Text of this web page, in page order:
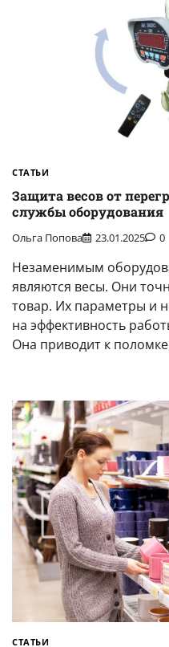
СТАТЬИ
Защита весов от
службы оборудования
Ольга Попова 23.01.2025 0
Незаменимым
являются весы. Они
товар. Их параметры и
на эффективность
Она приводит к
СТАТЬИ